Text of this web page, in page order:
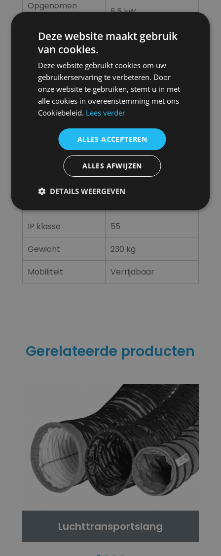
Opgenomen
5,5 kW
Aanbevolen
zekering
Stekker
aansluiting
400V / 32A – 5-polig
Ventilatorstanden
1
Geluidsniveau
79 dB(A) @ 1,5 m
Aansluiting
luchtslang ø
450 mm, aanzuig /
uitblaas
Afmeting L x B x H
1.120 x 1.100 x 1.220
IP klasse
55
Gewicht
230 kg
Mobiliteit
Verrijdbaar
Gerelateerde producten
Luchttransportslang
Deze website maakt gebruik
van cookies.
Deze website gebruikt cookies om uw
gebruikerservaring te verbeteren. Door
onze website te gebruiken, stemt u in met
alle cookies in overeenstemming met ons
Cookiebeleid. Lees verder
ALLES ACCEPTEREN
ALLES AFWIJZEN
DETAILS WEERGEVEN